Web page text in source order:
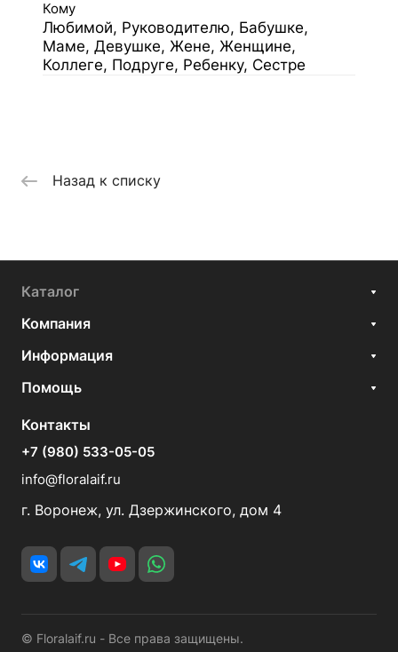
Кому
Любимой, Руководителю, Бабушке,
Маме, Девушке, Жене, Женщине,
Коллеге, Подруге, Ребенку, Сестре
Назад к списку
Каталог
Компания
Информация
Помощь
Контакты
+7 (980) 533-05-05
info@floralaif.ru
г. Воронеж, ул. Дзержинского, дом 4
© Floralaif.ru - Все права защищены.